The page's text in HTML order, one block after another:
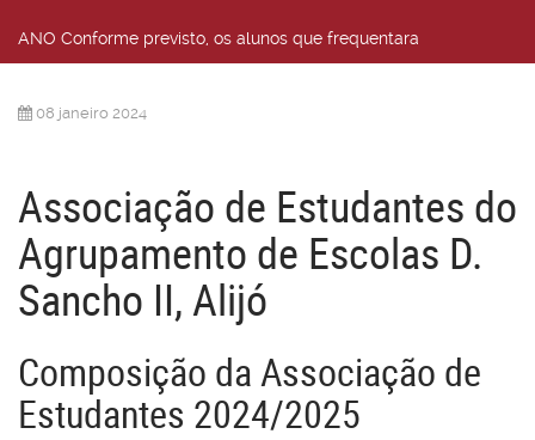
ANO Conforme previsto, os alunos que frequentara
08 janeiro 2024
Associação de Estudantes do
Agrupamento de Escolas D.
Sancho II, Alijó
Composição da Associação de
Estudantes 2024/2025